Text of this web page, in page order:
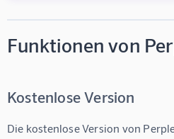
Funktionen von
Kostenlose Version
Die kostenlose Version von